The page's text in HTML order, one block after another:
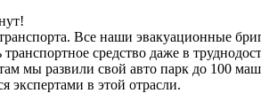
Все наши эвакуационные
средство даже в
мы развили свой авто парк до 100
в этой отрасли.